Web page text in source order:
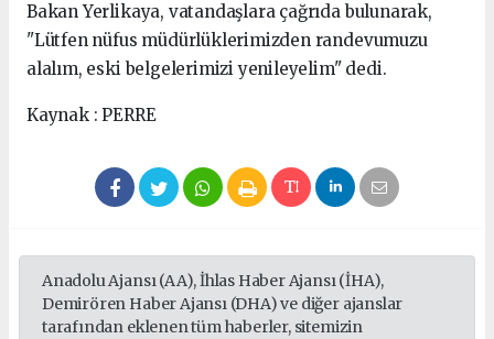
Bakan Yerlikaya, vatandaşlara çağrıda bulunarak,
"Lütfen nüfus müdürlüklerimizden randevumuzu
alalım, eski belgelerimizi yenileyelim" dedi.
Kaynak : PERRE
Anadolu Ajansı (AA), İhlas Haber Ajansı (İHA),
Demirören Haber Ajansı (DHA) ve diğer ajanslar
tarafından eklenen tüm haberler, sitemizin